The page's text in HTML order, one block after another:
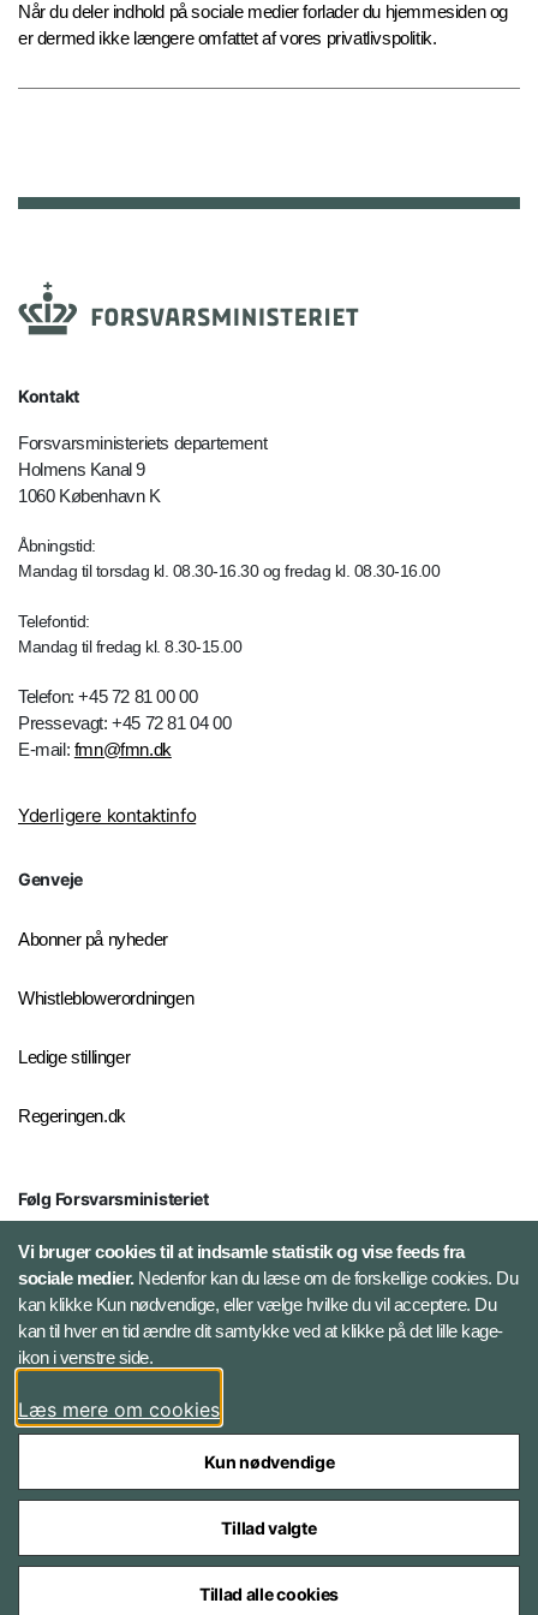
Når du deler indhold på sociale medier forlader du hjemmesiden og
er dermed ikke længere omfattet af vores privatlivspolitik.
Kontakt
Forsvarsministeriets departement
Holmens Kanal 9
1060 København K
Åbningstid:
Mandag til torsdag kl. 08.30-16.30 og fredag kl. 08.30-16.00
Telefontid:
Mandag til fredag kl. 8.30-15.00
Telefon: +45 72 81 00 00
Pressevagt: +45 72 81 04 00
E-mail: fmn@fmn.dk
Yderligere kontaktinfo
Genveje
Abonner på nyheder
Whistleblowerordningen
Ledige stillinger
Regeringen.dk
Følg Forsvarsministeriet
X
LinkedIn
Instagram
Styrelser og myndigheder under Forsvarsministeriet
Vi bruger cookies til at indsamle statistik og vise feeds fra
sociale medier.Nedenfor kan du læse om de forskellige cookies. Du
kan klikke Kun nødvendige, eller vælge hvilke du vil acceptere. Du
kan til hver en tid ændre dit samtykke ved at klikke på det lille kage-
ikon i venstre side.
Læs mere om cookies
Kun nødvendige
Tillad valgte
Tillad alle cookies